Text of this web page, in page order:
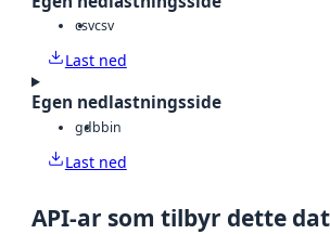
csvcsv
Last ned
Egen nedlastningsside
gdbbin
Last ned
API-ar som tilbyr dette